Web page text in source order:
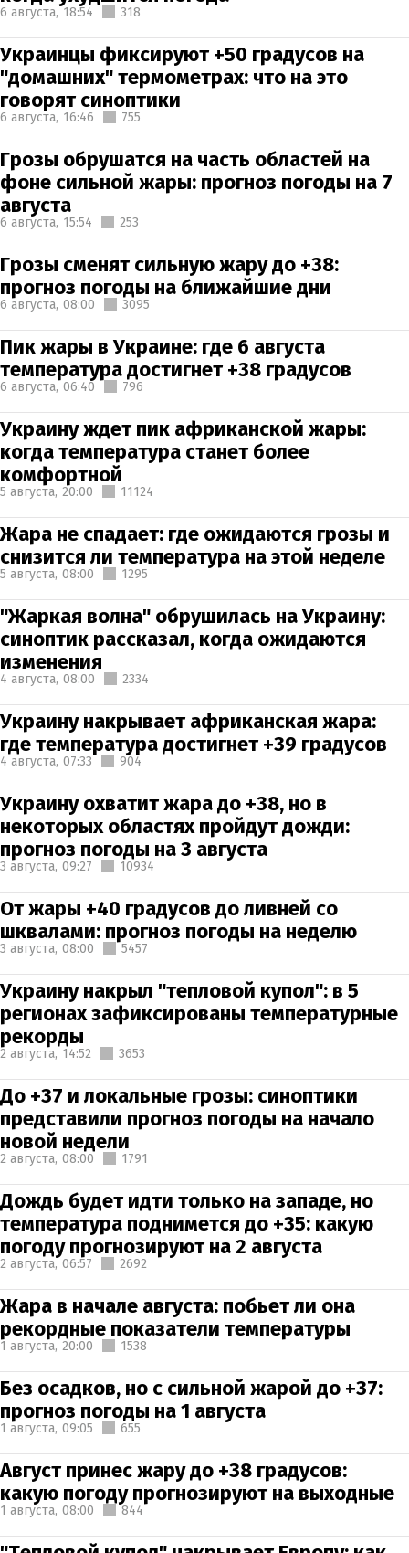
6 августа, 18:54 318
Украинцы фиксируют +50 градусов на
"домашних" термометрах: что на это
говорят синоптики
6 августа, 16:46 755
Грозы обрушатся на часть областей на
фоне сильной жары: прогноз погоды на 7
августа
6 августа, 15:54 253
Грозы сменят сильную жару до +38:
прогноз погоды на ближайшие дни
6 августа, 08:00 3095
Пик жары в Украине: где 6 августа
температура достигнет +38 градусов
6 августа, 06:40 796
Украину ждет пик африканской жары:
когда температура станет более
комфортной
5 августа, 20:00 11124
Жара не спадает: где ожидаются грозы и
снизится ли температура на этой неделе
5 августа, 08:00 1295
"Жаркая волна" обрушилась на Украину:
синоптик рассказал, когда ожидаются
изменения
4 августа, 08:00 2334
Украину накрывает африканская жара:
где температура достигнет +39 градусов
4 августа, 07:33 904
Украину охватит жара до +38, но в
некоторых областях пройдут дожди:
прогноз погоды на 3 августа
3 августа, 09:27 10934
От жары +40 градусов до ливней со
шквалами: прогноз погоды на неделю
3 августа, 08:00 5457
Украину накрыл "тепловой купол": в 5
регионах зафиксированы температурные
рекорды
2 августа, 14:52 3653
До +37 и локальные грозы: синоптики
представили прогноз погоды на начало
новой недели
2 августа, 08:00 1791
Дождь будет идти только на западе, но
температура поднимется до +35: какую
погоду прогнозируют на 2 августа
2 августа, 06:57 2692
Жара в начале августа: побьет ли она
рекордные показатели температуры
1 августа, 20:00 1538
Без осадков, но с сильной жарой до +37:
прогноз погоды на 1 августа
1 августа, 09:05 655
Август принес жару до +38 градусов:
какую погоду прогнозируют на выходные
1 августа, 08:00 844